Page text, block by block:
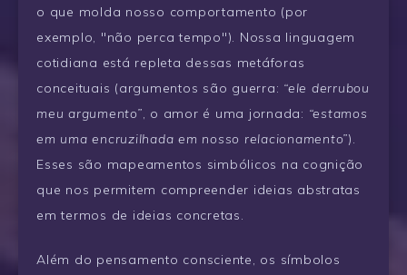
o que molda nosso comportamento (por
exemplo, "não perca tempo"). Nossa linguagem
cotidiana está repleta dessas metáforas
conceituais (argumentos são guerra: “ele derrubou
meu argumento”, o amor é uma jornada: “estamos
em uma encruzilhada em nosso relacionamento”).
Esses são mapeamentos simbólicos na cognição
que nos permitem compreender ideias abstratas
em termos de ideias concretas.
Além do pensamento consciente, os símbolos